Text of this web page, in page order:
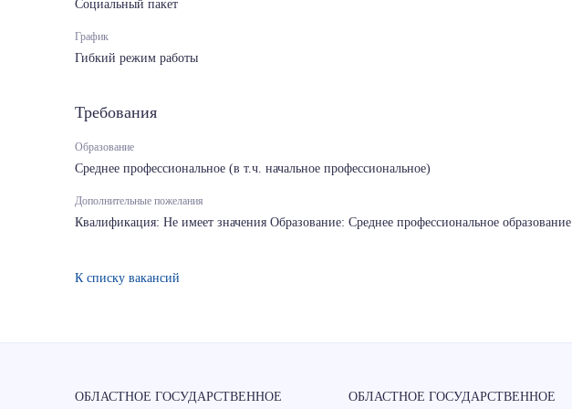
Социальный пакет
График
Гибкий режим работы
Требования
Образование
Среднее профессиональное (в т.ч. начальное профессиональное)
Дополнительные пожелания
Квалификация: Не имеет значения Образование: Среднее профессиональное образование
К списку вакансий
ОБЛАСТНОЕ ГОСУДАРСТВЕННОЕ ОБЛАСТНОЕ ГОСУДАРСТВЕННОЕ